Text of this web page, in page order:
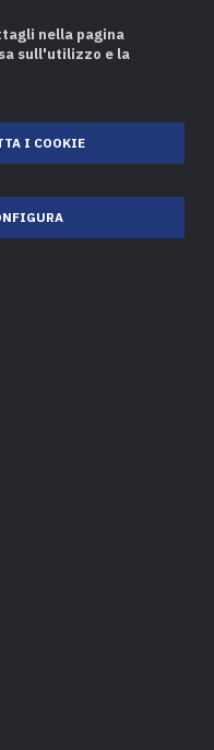
e oltre!
nella pagina
sull'utilizzo e la
I COOKIE